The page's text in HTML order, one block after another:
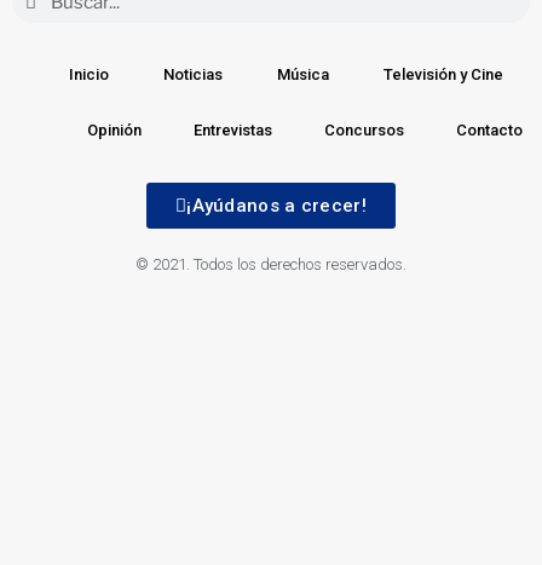
Inicio Noticias Música Televisión y Cine
Opinión Entrevistas Concursos Contacto
¡Ayúdanos a crecer!
© 2021. Todos los derechos reservados.